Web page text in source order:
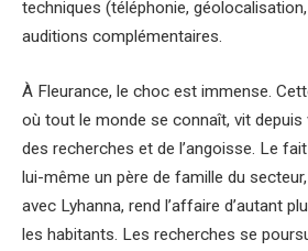
techniques (téléphonie,
auditions complémentaires.
À Fleurance, le choc est immense.
où tout le monde se connaît, vit depuis
des recherches et de l’angoisse. Le
lui-même un père de famille du
avec Lyhanna, rend l’affaire d’autant
les habitants. Les recherches se